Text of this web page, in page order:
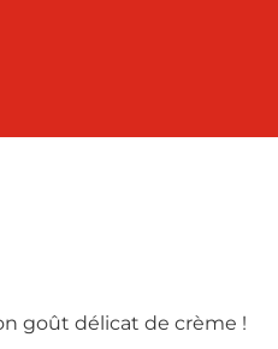
goût délicat de crème !